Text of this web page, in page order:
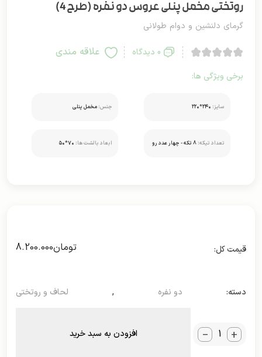
روتختی مخمل پنلی عروس دو نفره (طرح 4)
گرمای دلنشین و دوام طولانی
0 دیدگاه علاقه مندی
برخی ویژگی ها:
سایز: ۲۴۰*۲۲۰ جنس: مخمل پنلی
تعداد تیکه: 8 تکه - چهار عدد رو ابعاد بالشت ها: ۷۰*۵۰
تومان8.200.000
دسته: دو نفره , لحاف و روتختی
_ + افزودن به سبد خرید